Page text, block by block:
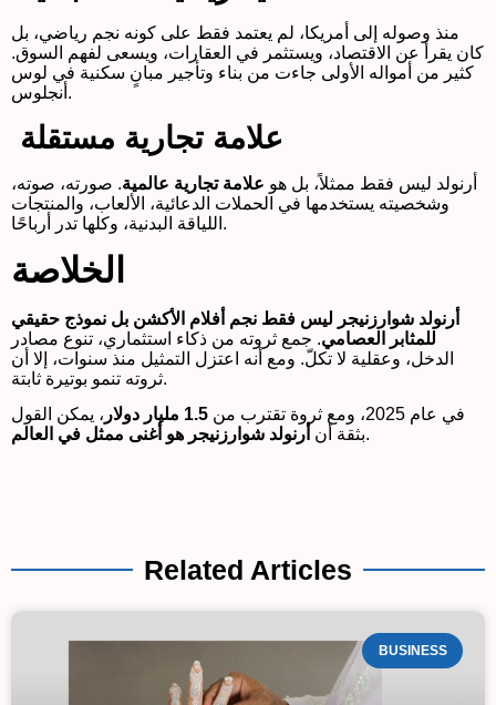
منذ وصوله إلى أمريكا، لم يعتمد فقط على كونه نجم رياضي، بل
كان يقرأ عن الاقتصاد، ويستثمر في العقارات، ويسعى لفهم السوق.
كثير من أمواله الأولى جاءت من بناء وتأجير مبانٍ سكنية في لوس
أنجلوس.
علامة تجارية مستقلة
أرنولد ليس فقط ممثلاً، بل هو علامة تجارية عالمية. صورته، صوته،
وشخصيته يستخدمها في الحملات الدعائية، الألعاب، والمنتجات
اللياقة البدنية، وكلها تدر أرباحًا.
الخلاصة
أرنولد شوارزنيجر ليس فقط نجم أفلام الأكشن بل نموذج حقيقي
للمثابر العصامي. جمع ثروته من ذكاء استثماري، تنوع مصادر
الدخل، وعقلية لا تكلّ. ومع أنه اعتزل التمثيل منذ سنوات، إلا أن
ثروته تنمو بوتيرة ثابتة.
في عام 2025، ومع ثروة تقترب من
1.5 مليار دولار
، يمكن القول
بثقة أن أرنولد شوارزنيجر هو أغنى ممثل في العالم .
Related Articles
BUSINESS